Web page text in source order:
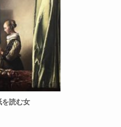
を読む女